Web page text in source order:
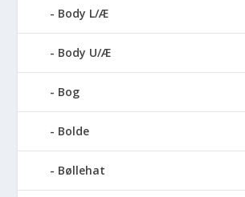
Body L/Æ
Body U/Æ
Bog
Bolde
Bøllehat